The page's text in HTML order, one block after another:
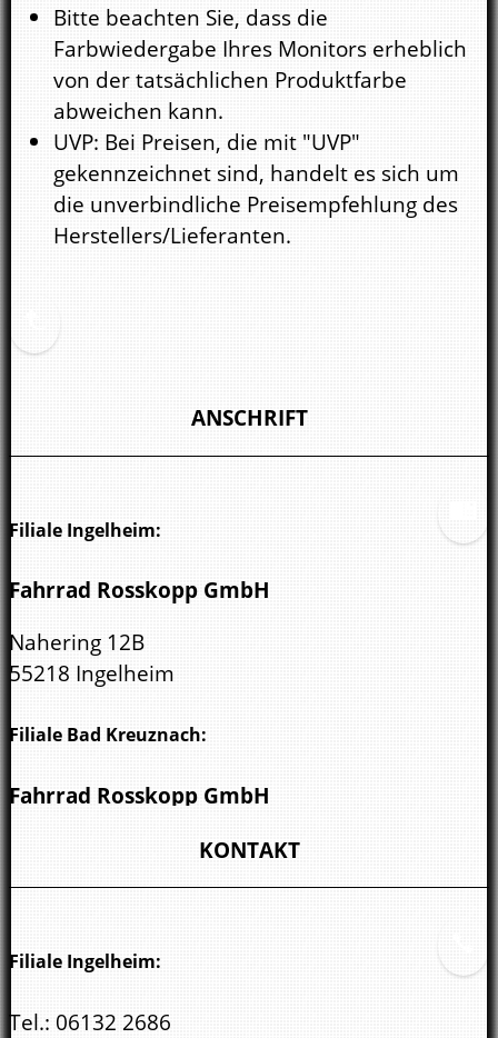
Bitte beachten Sie, dass die
Farbwiedergabe Ihres Monitors erheblich
von der tatsächlichen Produktfarbe
abweichen kann.
UVP: Bei Preisen, die mit "UVP"
gekennzeichnet sind, handelt es sich um
die unverbindliche Preisempfehlung des
Herstellers/Lieferanten.
ANSCHRIFT
Filiale Ingelheim:
Fahrrad Rosskopp GmbH
Nahering 12B
55218 Ingelheim
Filiale Bad Kreuznach:
Fahrrad Rosskopp GmbH
KONTAKT
Filiale Ingelheim:
Tel.: 06132 2686